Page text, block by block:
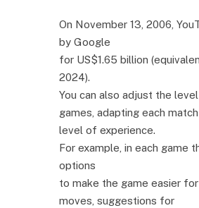
On November 13, 2006,
by Google
for US$1.65 billion
2024).
You can also adjust the
games, adapting each
level of experience.
For example, in each game
options
to make the game easier
moves, suggestions for